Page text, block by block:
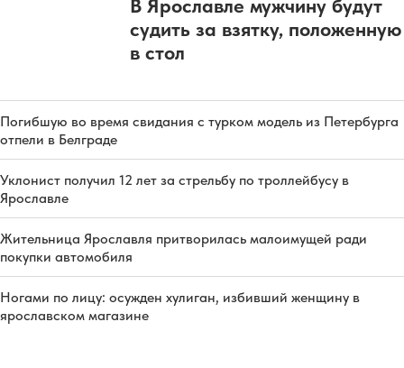
В Ярославле мужчину будут
судить за взятку, положенную
в стол
Погибшую во время свидания с турком модель из Петербурга
отпели в Белграде
Уклонист получил 12 лет за стрельбу по троллейбусу в
Ярославле
Жительница Ярославля притворилась малоимущей ради
покупки автомобиля
Ногами по лицу: осужден хулиган, избивший женщину в
ярославском магазине